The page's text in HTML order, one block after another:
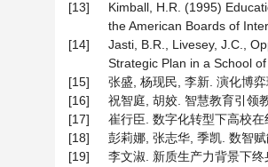
[13]
Kimball, H.R. (1995)
the American Boards of
[14]
Jasti, B.R., Livesey, J.C.,
Strategic Plan in a School of
[15]
张盛, 杨现民, 李新. 演化博
[16]
祝智庭, 胡姣. 智慧教育引领
[17]
崔行臣. 数字化转型下高校
[18]
彭莉娜, 张志华, 季凯. 数智
[19]
李文淑. 新质生产力背景下